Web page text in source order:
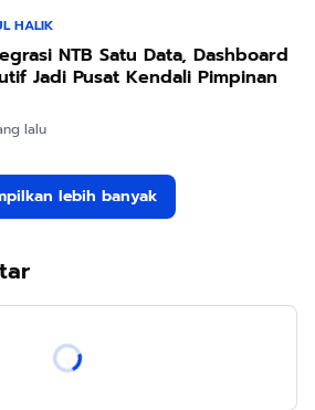
HALIK
NTB Satu Data, Dashboard
Jadi Pusat Kendali Pimpinan
lalu
lebih banyak